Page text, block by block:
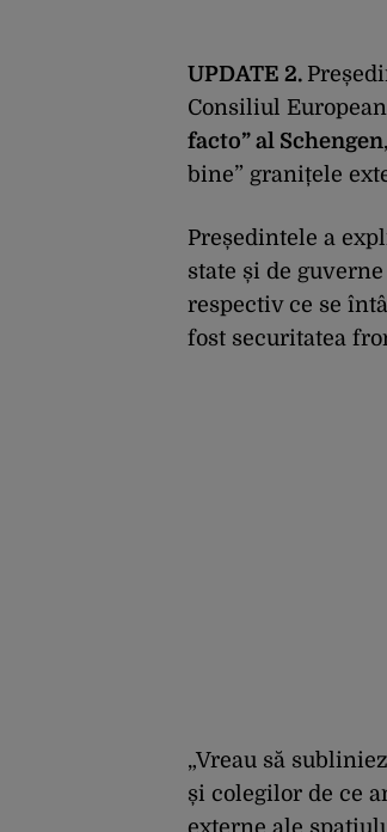
UPDATE 2.
Consiliul
facto” al Schengen
bine” granițele
Președintele a
state și de
respectiv ce se
fost securitatea
„Vreau să
și colegilor de ce